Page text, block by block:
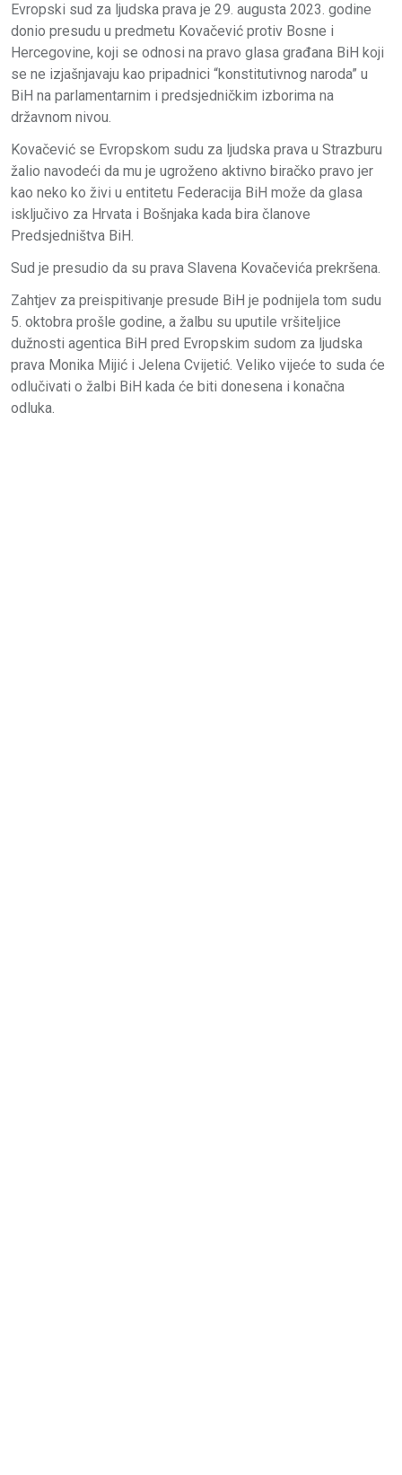
Evropski sud za ljudska prava je 29. augusta 2023. godine
donio presudu u predmetu Kovačević protiv Bosne i
Hercegovine, koji se odnosi na pravo glasa građana BiH koji
se ne izjašnjavaju kao pripadnici “konstitutivnog naroda” u
BiH na parlamentarnim i predsjedničkim izborima na
državnom nivou.
Kovačević se Evropskom sudu za ljudska prava u Strazburu
žalio navodeći da mu je ugroženo aktivno biračko pravo jer
kao neko ko živi u entitetu Federacija BiH može da glasa
isključivo za Hrvata i Bošnjaka kada bira članove
Predsjedništva BiH.
Sud je presudio da su prava Slavena Kovačevića prekršena.
Zahtjev za preispitivanje presude BiH je podnijela tom sudu
5. oktobra prošle godine, a žalbu su uputile vršiteljice
dužnosti agentica BiH pred Evropskim sudom za ljudska
prava Monika Mijić i Jelena Cvijetić. Veliko vijeće to suda će
odlučivati o žalbi BiH kada će biti donesena i konačna
odluka.